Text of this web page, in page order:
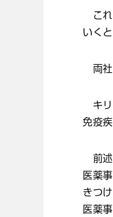
これ
いく
両社
キリ
免疫
前述
医薬
きつ
医薬